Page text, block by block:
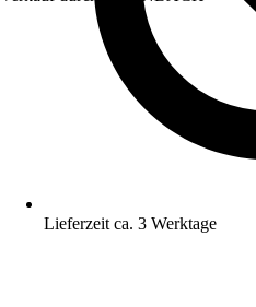
Lieferzeit ca. 3 Werktage